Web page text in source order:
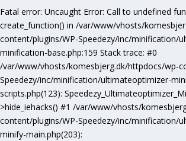
Fatal error: Uncaught Error: Call to undefined
create_function() in /var/www/vhosts/
content/plugins/WP-Speedezy/inc/minification/
minification-base.php:159 Stack trace: #0
/var/www/vhosts/komesbjerg.dk/httpdocs/wp-
Speedezy/inc/minification/ultimateoptimizer-
scripts.php(123):
>hide_iehacks() #1 /var/www/vhosts/
content/plugins/WP-Speedezy/inc/minification/
minify-main.php(203):